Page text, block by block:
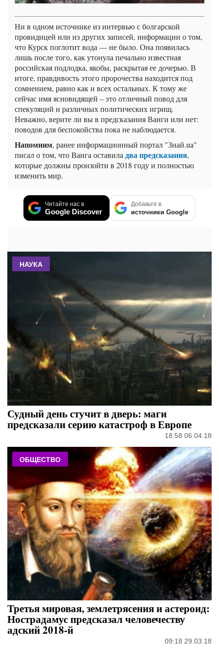
Ни в одном источнике из интервью с болгарской
провидицей или из других записей, информации о том,
что Курск поглотит вода — не было. Она появилась
лишь после того, как утонула печально известная
российская подлодка, якобы, раскрытая ее дочерью. В
итоге, правдивость этого пророчества находится под
сомнением, равно как и всех остальных. К тому же
сейчас имя ясновидящей – это отличный повод для
спекуляций и различных политических игрищ.
Неважно, верите ли вы в предсказания Ванги или нет:
поводов для беспокойства пока не наблюдается.
Напомним, ранее информационный портал "Знай.ua"
писал о том, что Ванга оставиладва предсказания,
которые должны произойти в 2018 году и полностью
изменить мир.
Читайте нас в
Google Discover
Добавьте в
источники Google
НАУКА
Судный день стучит в дверь: маги
предсказали серию катастроф в Европе
18:58 06.04.18
ОБЩЕСТВО
Третья мировая, землетрясения и астероид:
Нострадамус предсказал человечеству
адский 2018-й
09:18 29.03.18